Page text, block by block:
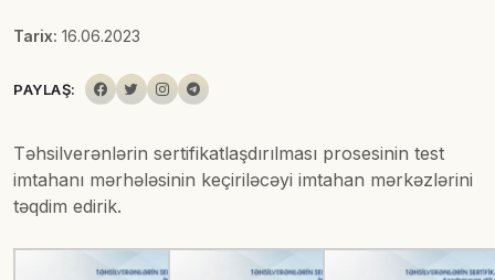
Tarix: 16.06.2023
PAYLAŞ:
Təhsilverənlərin sertifikatlaşdırılması prosesinin test
imtahanı mərhələsinin keçiriləcəyi imtahan mərkəzlərini
təqdim edirik.